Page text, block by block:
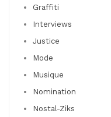
Graffiti
Interviews
Justice
Mode
Musique
Nomination
Nostal-Ziks